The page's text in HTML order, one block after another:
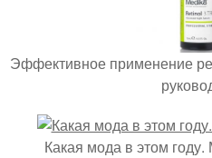
Эффективное применение
Какая мода в этом